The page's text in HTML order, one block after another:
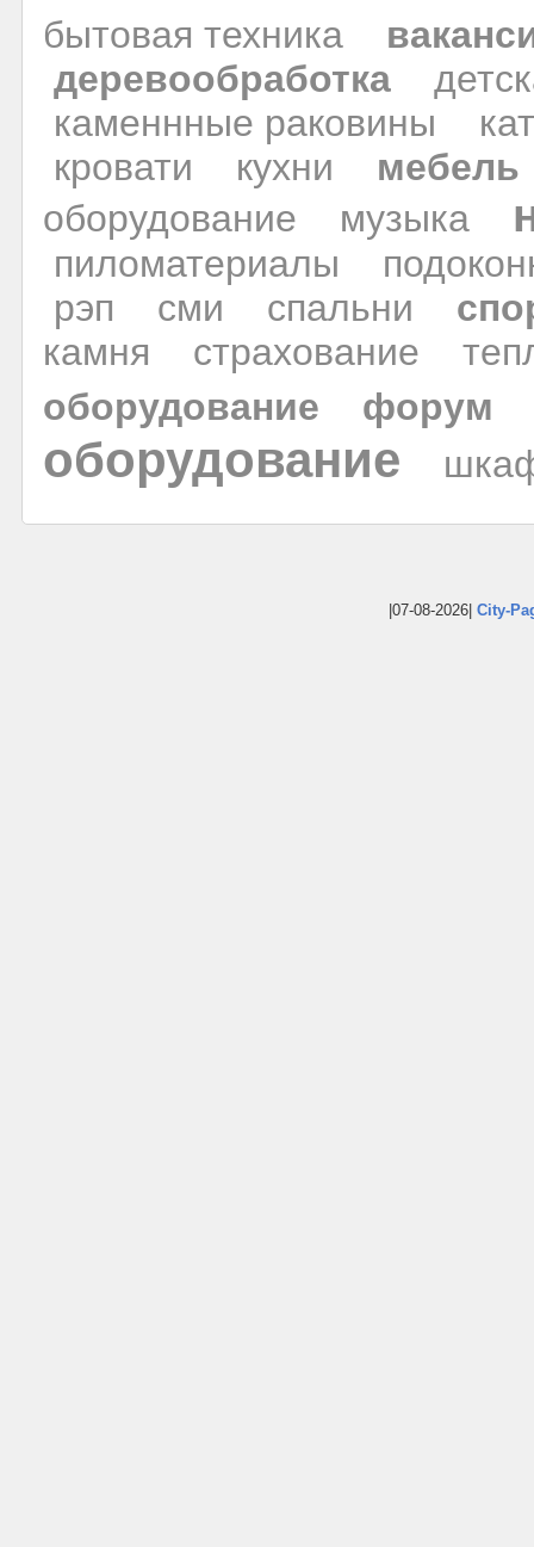
бытовая техника
деревообработка
каменнные раковины
кровати
кухни
мебель
оборудование
музыка
пиломатериалы
рэп
сми спальни
камня
страхование
оборудование
форум
оборудование
|07-08-2026| City-